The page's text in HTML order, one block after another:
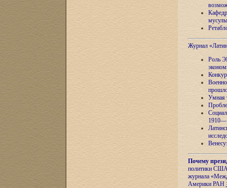
Журнал
Роль
Умная
Почему
политики США
журнала
Америки РАН